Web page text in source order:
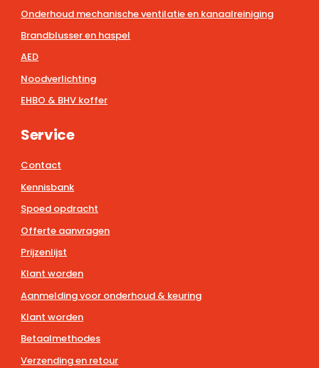
Onderhoud mechanische ventilatie en kanaalreiniging
Brandblusser en haspel
AED
Noodverlichting
EHBO & BHV koffer
Service
Contact
Kennisbank
Spoed opdracht
Offerte aanvragen
Prijzenlijst
Klant worden
Aanmelding voor onderhoud & keuring
Klant worden
Betaalmethodes
Verzending en retour